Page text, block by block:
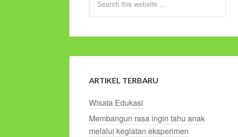
ARTIKEL TERBARU
Wisata Edukasi
Membangun rasa ingin tahu anak
melalui kegiatan eksperimen